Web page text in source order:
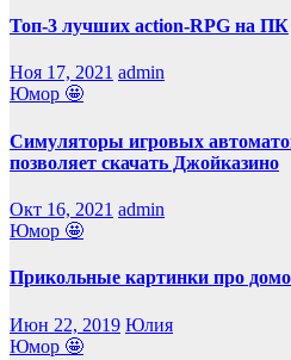
Топ-3 лучших action-RPG на ПК
Ноя 17, 2021 admin
Юмор 🤩
Симуляторы игровых
позволяет скачать Джойказино
Окт 16, 2021 admin
Юмор 🤩
Прикольные картинки про
Июн 22, 2019 Юлия
Юмор 🤩